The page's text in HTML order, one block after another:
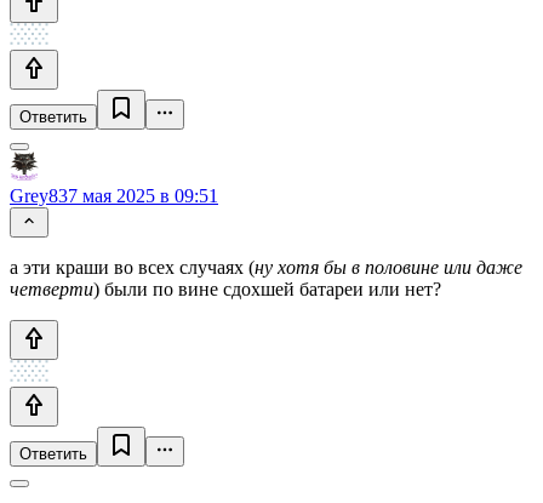
Ответить
Grey837 мая 2025 в 09:51
а эти краши во всех случаях (ну хотя бы в половине или даже
четверти) были по вине сдохшей батареи или нет?
Ответить